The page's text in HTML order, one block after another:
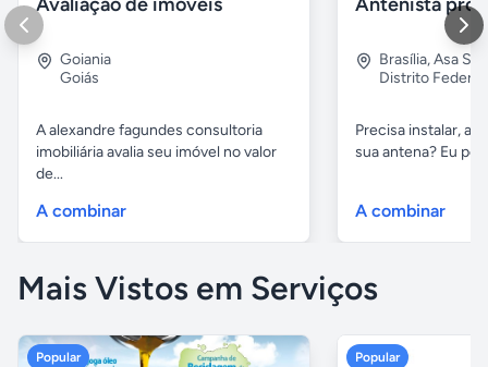
Goiania
Goiás
A alexandre fagundes consultoria
imobiliária avalia seu imóvel no valor
de...
A combinar
Brasília,Asa Sul
Distrito Federal
Precisa instalar,
sua antena? Eu
A combinar
Mais Vistos em Serviços
Popular Popular